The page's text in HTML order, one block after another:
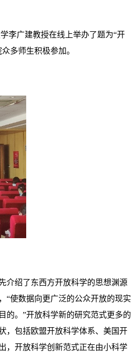
李广建教授在线上举办了题为“开
多师生积极参加。
介绍了东西方开放科学的思想渊源
“使数据向更广泛的公众开放的现实
的。”开放科学新的研究范式更多的
，包括欧盟开放科学体系、美国开
，开放科学创新范式正在由小科学